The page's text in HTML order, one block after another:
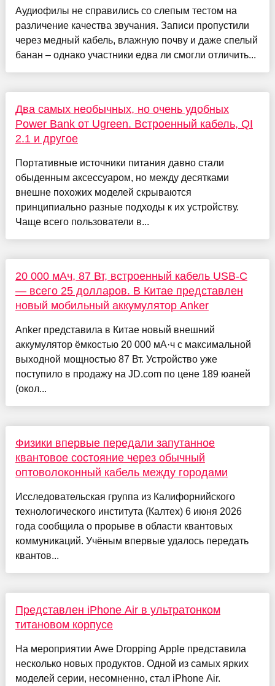
Аудиофилы не справились со слепым тестом на
различение качества звучания. Записи пропустили
через медный кабель, влажную почву и даже спелый
банан – однако участники едва ли смогли отличить...
Два самых необычных, но очень удобных
Power Bank от Ugreen. Встроенный кабель, QI
2.1 и другое
Портативные источники питания давно стали
обыденным аксессуаром, но между десятками
внешне похожих моделей скрываются
принципиально разные подходы к их устройству.
Чаще всего пользователи в...
20 000 мАч, 87 Вт, встроенный кабель USB-C
— всего 25 долларов. В Китае представлен
новый мобильный аккумулятор Anker
Anker представила в Китае новый внешний
аккумулятор ёмкостью 20 000 мА·ч с максимальной
выходной мощностью 87 Вт. Устройство уже
поступило в продажу на JD.com по цене 189 юаней
(окол...
Физики впервые передали запутанное
квантовое состояние через обычный
оптоволоконный кабель между городами
Исследовательская группа из Калифорнийского
технологического института (Калтех) 6 июня 2026
года сообщила о прорыве в области квантовых
коммуникаций. Учёным впервые удалось передать
квантов...
Представлен iPhone Air в ультратонком
титановом корпусе
На мероприятии Awe Dropping Apple представила
несколько новых продуктов. Одной из самых ярких
моделей серии, несомненно, стал iPhone Air.